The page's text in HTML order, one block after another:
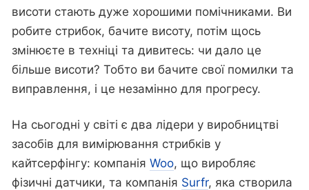
висоти стають дуже хорошими помічниками. Ви
робите стрибок, бачите висоту, потім щось
змінюєте в техніці та дивитесь: чи дало це
більше висоти? Тобто ви бачите свої помилки та
виправлення, і це незамінно для прогресу.
На сьогодні у світі є два лідери у виробництві
засобів для вимірювання стрибків у
кайтсерфінгу: компанія Woo, що виробляє
фізичні датчики, та компанія Surfr, яка створила